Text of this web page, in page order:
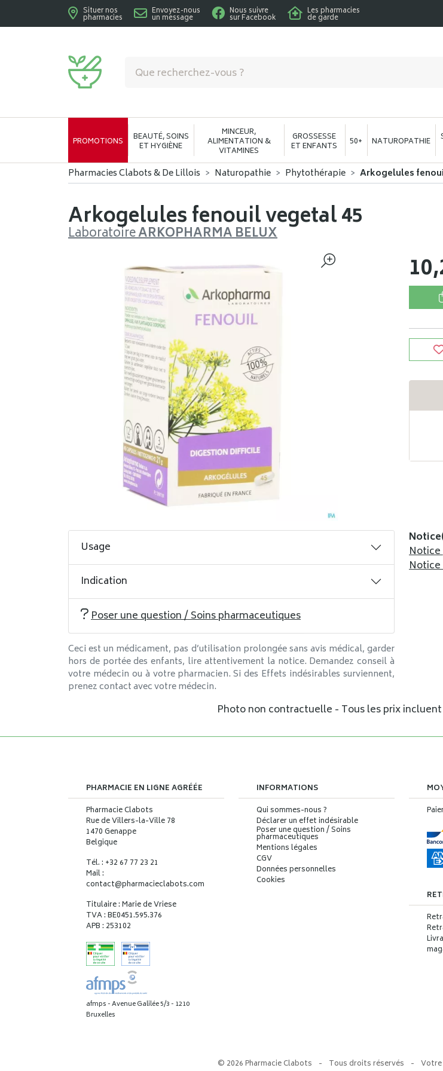
Situer nos
pharmacies
Envoyez-nous
un message
Nous suivre
sur Facebook
Les pharmacies
de garde
PROMOTIONS BEAUTÉ, SOINS
ET HYGIÈNE
MINCEUR,
ALIMENTATION &
VITAMINES
GROSSESSE
ET ENFANTS 50+ NATUROPATHIE
Pharmacies Clabots & De Lillois Naturopathie Phytothérapie Arkogelules
Arkogelules fenouil vegetal 45
LaboratoireARKOPHARMA BELUX
10,
Usage
Indication
Poser une question / Soins pharmaceutiques
Ceci est un médicament, pas d’utilisation prolongée sans avis médical, garder
hors de portée des enfants, lire attentivement la notice. Demandez conseil à
votre médecin ou à votre pharmacien. Si des Effets indésirables surviennent,
prenez contact avec votre médecin.
Notice
Photo non contractuelle - Tous les prix
PHARMACIE EN LIGNE AGRÉÉE
Pharmacie Clabots
Rue de Villers-la-Ville 78
1470 Genappe
Belgique
Tél. : +32 67 77 23 21
Mail :
contact@pharmacieclabots.com
Titulaire : Marie de Vriese
TVA : BE0451.595.376
APB : 253102
afmps - Avenue Galilée 5/3 - 1210
Bruxelles
INFORMATIONS
Qui sommes-nous ?
Déclarer un effet indésirable
Poser une question / Soins
pharmaceutiques
Mentions légales
CGV
Données personnelles
Cookies
© 2026 Pharmacie Clabots - Tous droits réservés - Votre